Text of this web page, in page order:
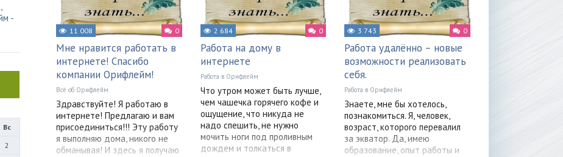
-
Вс
2
11 008 0
Мне нравится работать в
интернете! Спасибо
компании Орифлейм!
Всё об Орифлейм
Здравствуйте! Я работаю в
интернете! Предлагаю и вам
присоединиться!!! Эту работу
я выполняю дома, никого не
обманывая! И здесь я получаю
2 684 0
Работа на дому в
интернете
Работа в Орифлейм
Что утром может быть лучше,
чем чашечка горячего кофе и
ощущение, что никуда не
надо спешить, не нужно
мочить ноги под проливным
дождем и толкаться в
3 743 0
Работа удалённо – новые
возможности реализовать
себя.
Работа в Орифлейм
Знаете, мне бы хотелось,
познакомиться. Я, человек,
возраст, которого перевалил
за экватор. Да, имею
образование, опыт работы и